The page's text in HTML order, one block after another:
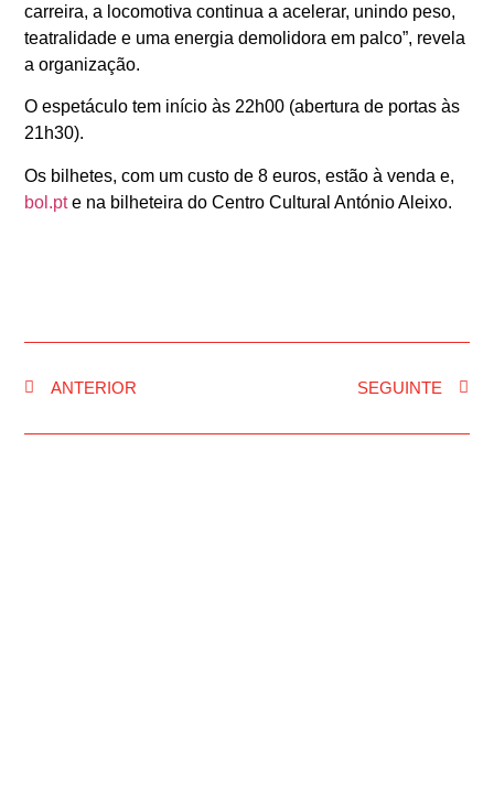
carreira, a locomotiva continua a acelerar, unindo peso,
teatralidade e uma energia demolidora em palco”, revela
a organização.
O espetáculo tem início às 22h00 (abertura de portas às
21h30).
Os bilhetes, com um custo de 8 euros, estão à venda e,
bol.pte na bilheteira do Centro Cultural António Aleixo.
ANTERIOR SEGUINTE